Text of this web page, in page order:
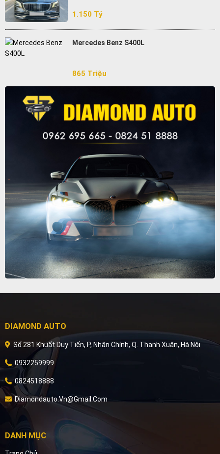
1.150 Tỷ
Mercedes Benz S400L
865 Triệu
DIAMOND AUTO
Số 281 Khuất Duy Tiến, P, Nhân Chính, Q. Thanh Xuân, Hà Nội
0932259999
0824518888
Diamondauto.vn@gmail.com
DANH MỤC